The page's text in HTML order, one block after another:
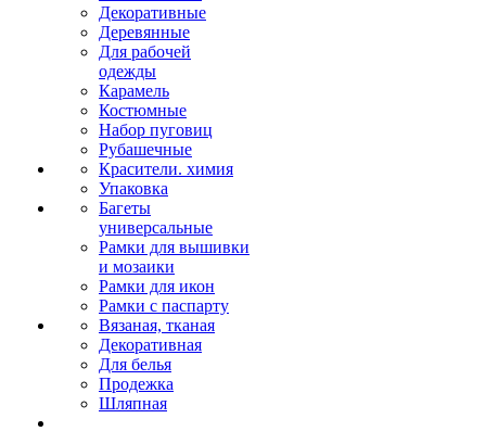
Декоративные
Деревянные
Для рабочей
одежды
Карамель
Костюмные
Набор пуговиц
Рубашечные
Красители. химия
Упаковка
Багеты
универсальные
Рамки для вышивки
и мозаики
Рамки для икон
Рамки с паспарту
Вязаная, тканая
Декоративная
Для белья
Продежка
Шляпная